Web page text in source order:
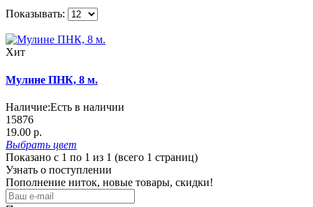
Показывать:
Хит
Мулине ПНК, 8 м.
Наличие:Есть в наличии
15876
19.00 р.
Выбрать цвет
Показано с 1 по 1 из 1 (всего 1 страниц)
Узнать о поступлении
Пополнение ниток, новые товары, скидки!